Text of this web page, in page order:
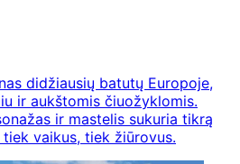
didžiausių batutų Europoje,
ir aukštomis čiuožyklomis.
ir mastelis sukuria tikrą
vaikus, tiek žiūrovus.